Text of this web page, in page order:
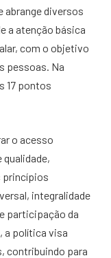
abrange diversos
a atenção básica
com o objetivo
pessoas. Na
17 pontos
o acesso
princípios
integralidade
participação da
a política visa
contribuindo para